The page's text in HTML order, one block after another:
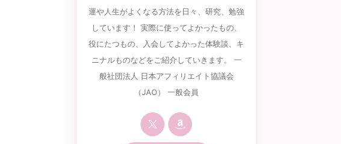
運や人生がよくなる方法を日々、研究、勉強
しています！ 実際に使ってよかったもの、
役にたつもの、入会してよかった体験談、キ
ニナルものなどをご紹介していきます。 一
般社団法人 日本アフィリエイト協議会
（JAO） 一般会員